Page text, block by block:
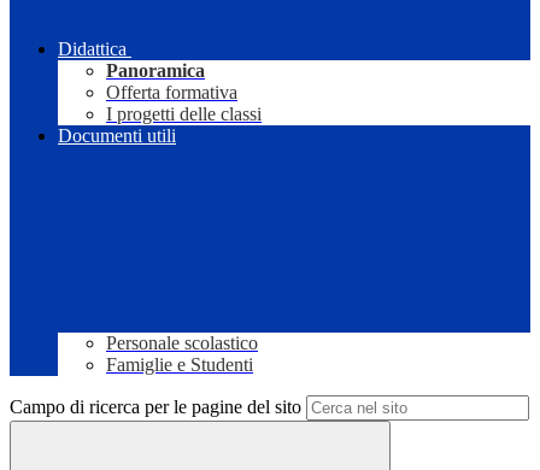
Didattica
Panoramica
Offerta formativa
I progetti delle classi
Documenti utili
Personale scolastico
Famiglie e Studenti
Campo di ricerca per le pagine del sito